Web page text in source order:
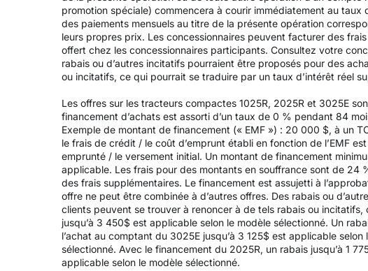
promotion spéciale) commencera à courir immédiatement au
des paiements mensuels au titre de la présente opération
leurs propres prix. Les concessionnaires peuvent facturer des
offert chez les concessionnaires participants. Consultez votre
rabais ou d’autres incitatifs pourraient être proposés pour des
ou incitatifs, ce qui pourrait se traduire par un taux d’intérêt réel
Les offres sur les tracteurs compactes 1025R, 2025R et 3025E
financement d’achats est assorti d’un taux de 0 % pendant 84
Exemple de montant de financement (« EMF ») : 20 000 $, à un
le frais de crédit / le coût d’emprunt établi en fonction de l’EMF
emprunté / le versement initial. Un montant de financement
applicable. Les frais pour des montants en souffrance sont de 24
des frais supplémentaires. Le financement est assujetti à
offre ne peut être combinée à d’autres offres. Des rabais ou
clients peuvent se trouver à renoncer à de tels rabais ou
jusqu’à 3 450$ est applicable selon le modèle sélectionné. Un
l’achat au comptant du 3025E jusqu’à 3 125$ est applicable
sélectionné. Avec le financement du 2025R, un rabais jusqu’à 1
applicable selon le modèle sélectionné.